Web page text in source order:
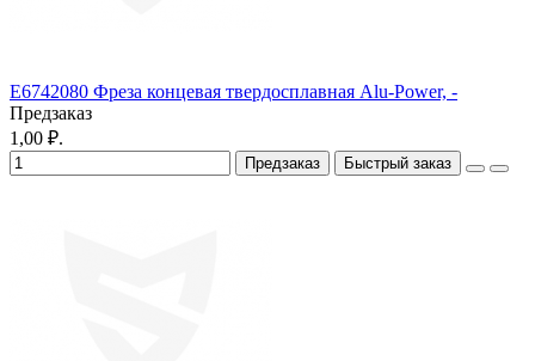
E6742080 Фреза концевая твердосплавная Alu-Power, -
Предзаказ
1,00 ₽.
Предзаказ Быстрый заказ